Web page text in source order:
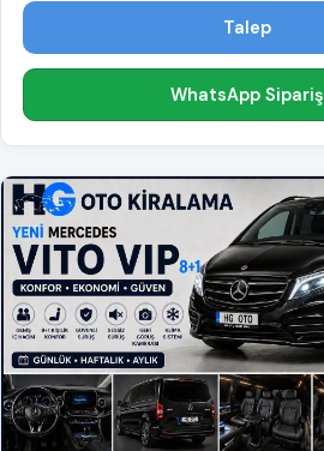
Talep
WhatsApp Sipariş